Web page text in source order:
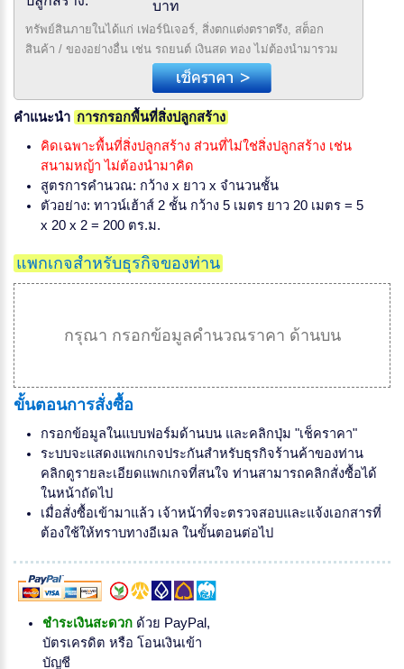
บาท
ทรัพย์สินภายในได้แก่ เฟอร์นิเจอร์, สิ่งตกแต่งตราตรึง, สต็อก
สินค้า / ของอย่างอื่น เช่น รถยนต์ เงินสด ทอง ไม่ต้องนำมารวม
คำแนะนำ การกรอกพื้นที่สิ่งปลูกสร้าง
คิดเฉพาะพื้นที่สิ่งปลูกสร้าง ส่วนที่ไม่ใช่สิ่งปลูกสร้าง เช่น
สนามหญ้า ไม่ต้องนำมาคิด
สูตรการคำนวณ: กว้าง x ยาว x จำนวนชั้น
ตัวอย่าง: ทาวน์เฮ้าส์ 2 ชั้น กว้าง 5 เมตร ยาว 20 เมตร = 5
x 20 x 2 = 200 ตร.ม.
แพกเกจสำหรับธุรกิจของท่าน
กรุณา กรอกข้อมูลคำนวณราคา ด้านบน
ขั้นตอนการสั่งซื้อ
กรอกข้อมูลในแบบฟอร์มด้านบน และคลิกปุ่ม "เช็คราคา"
ระบบจะแสดงแพกเกจประกันสำหรับธุรกิจร้านค้าของท่าน
คลิกดูรายละเอียดแพกเกจที่สนใจ ท่านสามารถคลิกสั่งซื้อได้
ในหน้าถัดไป
เมื่อสั่งซื้อเข้ามาแล้ว เจ้าหน้าที่จะตรวจสอบและแจ้งเอกสารที่
ต้องใช้ให้ทราบทางอีเมล ในขั้นตอนต่อไป
ชำระเงินสะดวก ด้วย PayPal,
บัตรเครดิต หรือ โอนเงินเข้า
บัญชี